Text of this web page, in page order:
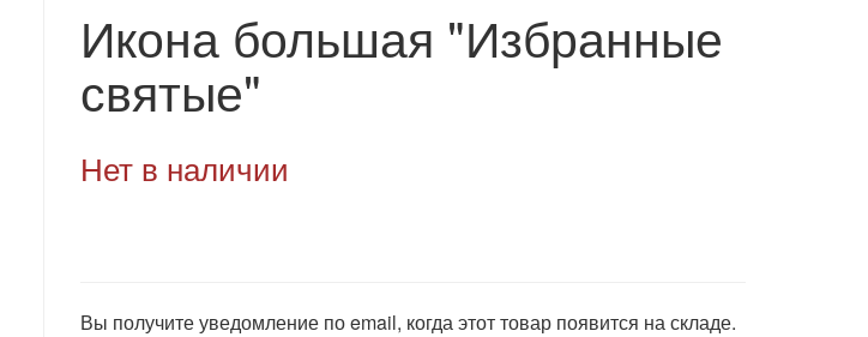
Икона большая "Избранные
святые"
Нет в наличии
Вы получите уведомление по email, когда этот товар появится на складе.